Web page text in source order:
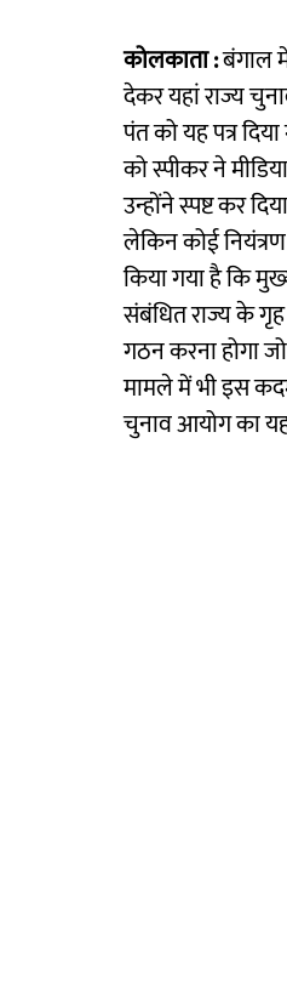
कोलकाता :बंगाल
देकर यहां राज्य
पंत को यह पत्र
को स्पीकर ने
उन्होंने स्पष्ट कर
लेकिन कोई
किया गया है कि
संबंधित राज्य के
गठन करना होगा
मामले में भी इस
चुनाव आयोग का